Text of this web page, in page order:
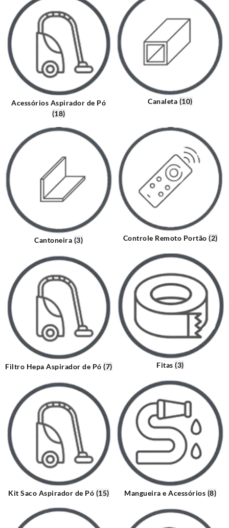
Acessórios Aspirador de Pó
(18)
Canaleta (10)
Cantoneira (3) Controle Remoto Portão(2)
Filtro Hepa Aspirador de Pó(7) Fitas(3)
Kit Saco Aspirador de Pó (15) Mangueira e Acessórios (8)